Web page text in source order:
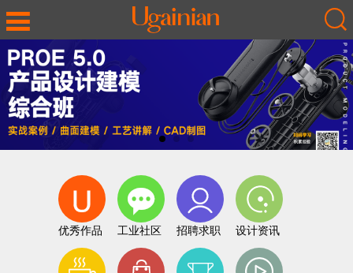
优秀作品 工业社区 招聘求职 设计资讯